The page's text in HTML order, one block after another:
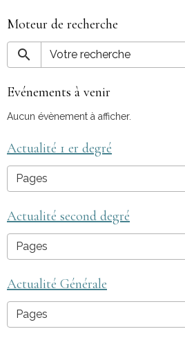
Moteur de recherche
Evénements à venir
Aucun évènement à afficher.
Actualité 1 er degré
Actualité second degré
Actualité Générale